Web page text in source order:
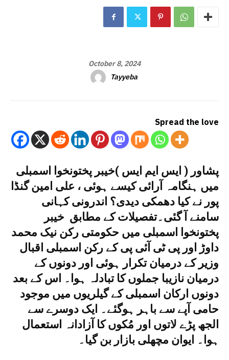
October 8, 2024
Tayyeba
Spread the love
پشاور ( ایس ایم ایس )خیبر پختونخوا اسمبلی
میں ہنگامہ آرائی کیسے ہوئی ، علی امین گنڈا
پور نے کیا دھمکی دیدی؟ اندرونی کہانی
سامنے آ گئی۔تفصیلات کے مطابق خیبر
پختونخوا اسمبلی میں حکومتی رکن نیک محمد
داوڑ اور پی ٹی آئی پی کے رکن اسمبلی اقبال
وزیر کے درمیان تکرار ہوئی اور دونوں کے
درمیان نازیبا جملوں کا تبادلہ ہوا۔ اس کے بعد
دونوں ارکان اسمبلی کے گیلریوں میں موجود
حامی آپے سے باہر ہوگئے۔ ایک دوسرے سے
الجھ پڑے لاتوں اور مُکوں کا آزادانہ استعمال
ہوا۔ ایوان مچھلی بازار بن گیا۔